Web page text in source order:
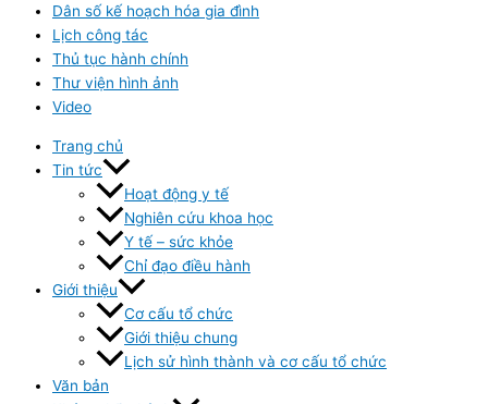
Dân số kế hoạch hóa gia đình
Lịch công tác
Thủ tục hành chính
Thư viện hình ảnh
Video
Trang chủ
Tin tức
Hoạt động y tế
Nghiên cứu khoa học
Y tế – sức khỏe
Chỉ đạo điều hành
Giới thiệu
Cơ cấu tổ chức
Giới thiệu chung
Lịch sử hình thành và cơ cấu tổ chức
Văn bản